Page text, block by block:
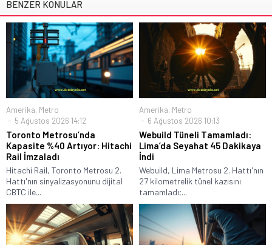
BENZER KONULAR
Amerika, Metro
5 Ağustos 2026 14:12
Toronto Metrosu’nda
Kapasite %40 Artıyor: Hitachi
Rail İmzaladı
Hitachi Rail, Toronto Metrosu 2.
Hattı'nın sinyalizasyonunu dijital
CBTC ile...
Amerika, Metro
6 Ağustos 2026 10:13
Webuild Tüneli Tamamladı:
Lima’da Seyahat 45 Dakikaya
İndi
Webuild, Lima Metrosu 2. Hattı'nın
27 kilometrelik tünel kazısını
tamamladı;...